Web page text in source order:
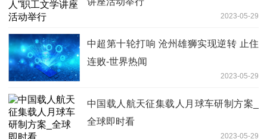
2023-05-29
中超第十轮打响 沧州雄狮实现逆转 止住
连败-世界热闻
2023-05-29
中国载人航天征集载人月球车研制方案_
全球即时看
2023-05-29